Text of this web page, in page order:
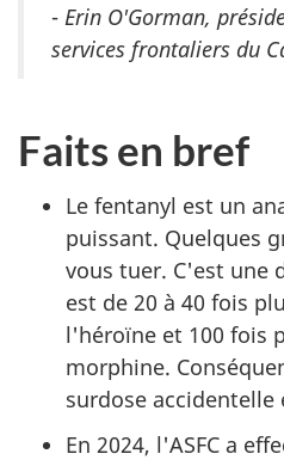
- Erin O'Gorman,
services frontaliers du
Faits en bref
Le fentanyl est un
puissant. Quelques
vous tuer. C'est une
est de 20 à 40 fois
l'héroïne et 100 fois
morphine.
surdose accidentelle
En 2024, l'ASFC a